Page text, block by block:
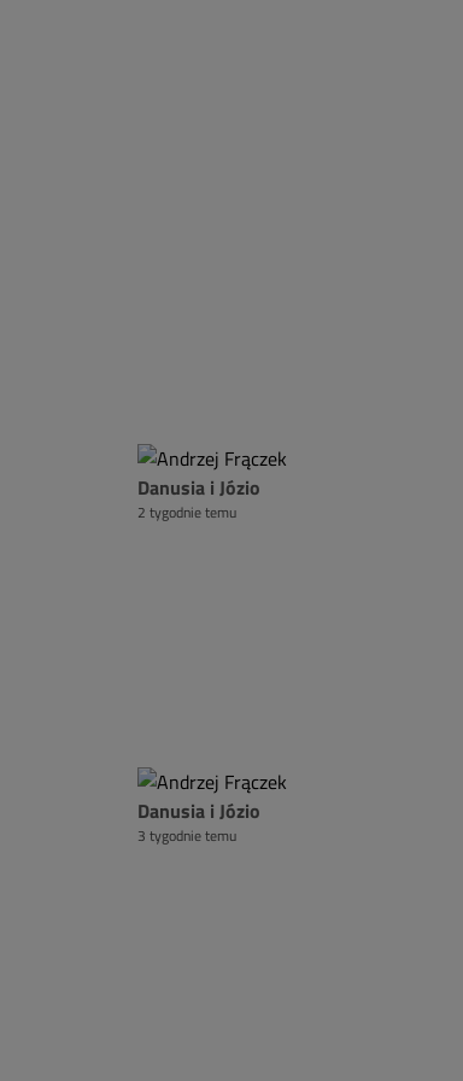
Danusia i Józio
2 tygodnie temu
Danusia i Józio
3 tygodnie temu